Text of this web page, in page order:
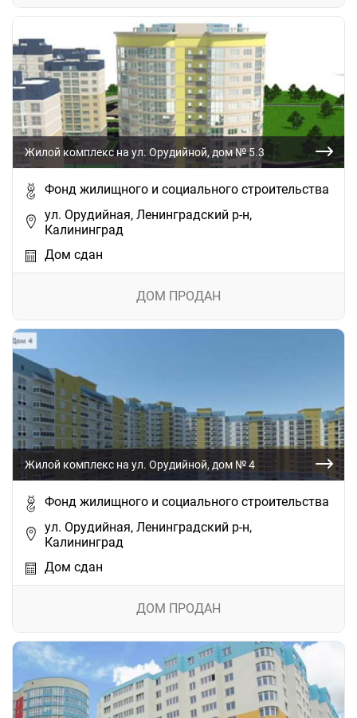
Жилой комплекс на ул. Орудийной, дом № 5.3
Фонд жилищного и социального строительства
ул. Орудийная, Ленинградский р-н,
Калининград
Дом сдан
ДОМ ПРОДАН
Жилой комплекс на ул. Орудийной, дом № 4
Фонд жилищного и социального строительства
ул. Орудийная, Ленинградский р-н,
Калининград
Дом сдан
ДОМ ПРОДАН